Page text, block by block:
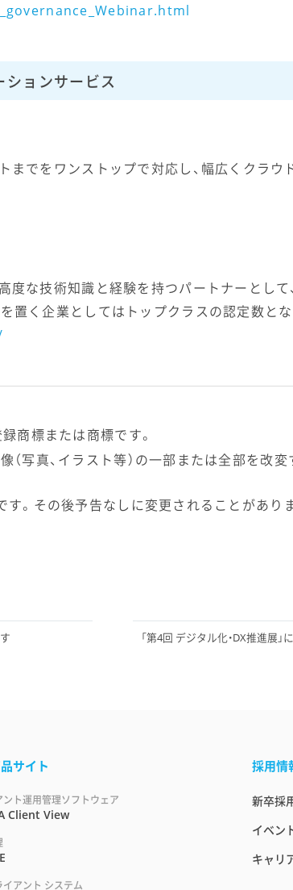
ションサービス
までをワンストップで対応し、幅広くクラ
な技術知識と経験を持つパートナーとして
置く企業としてはトップクラスの認定数とな
商標または商標です。
写真、イラスト等）の一部または全部を改変
。その後予告なしに変更されることがあり
「第4回 デジタル化・DX推進展
サイト
ント運用管理ソフトウェア
Client View
イアント システム
採用情
新卒採
イベン
キャリ